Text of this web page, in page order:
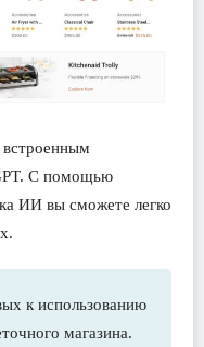
С помощью
ИИ вы сможете легко
к использованию
магазина.